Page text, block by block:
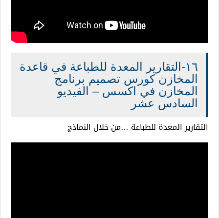
١٦-التقارير المعدة للطباعة في قاعدة
المخازن كورس تصميم برنامج
المخازن في اكسس – الفيديو
السادس عشر
التقارير المعدة للطباعة …من خلال النماذج